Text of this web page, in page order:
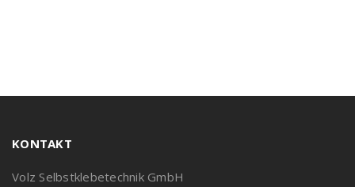
KONTAKT
Volz Selbstklebetechnik GmbH